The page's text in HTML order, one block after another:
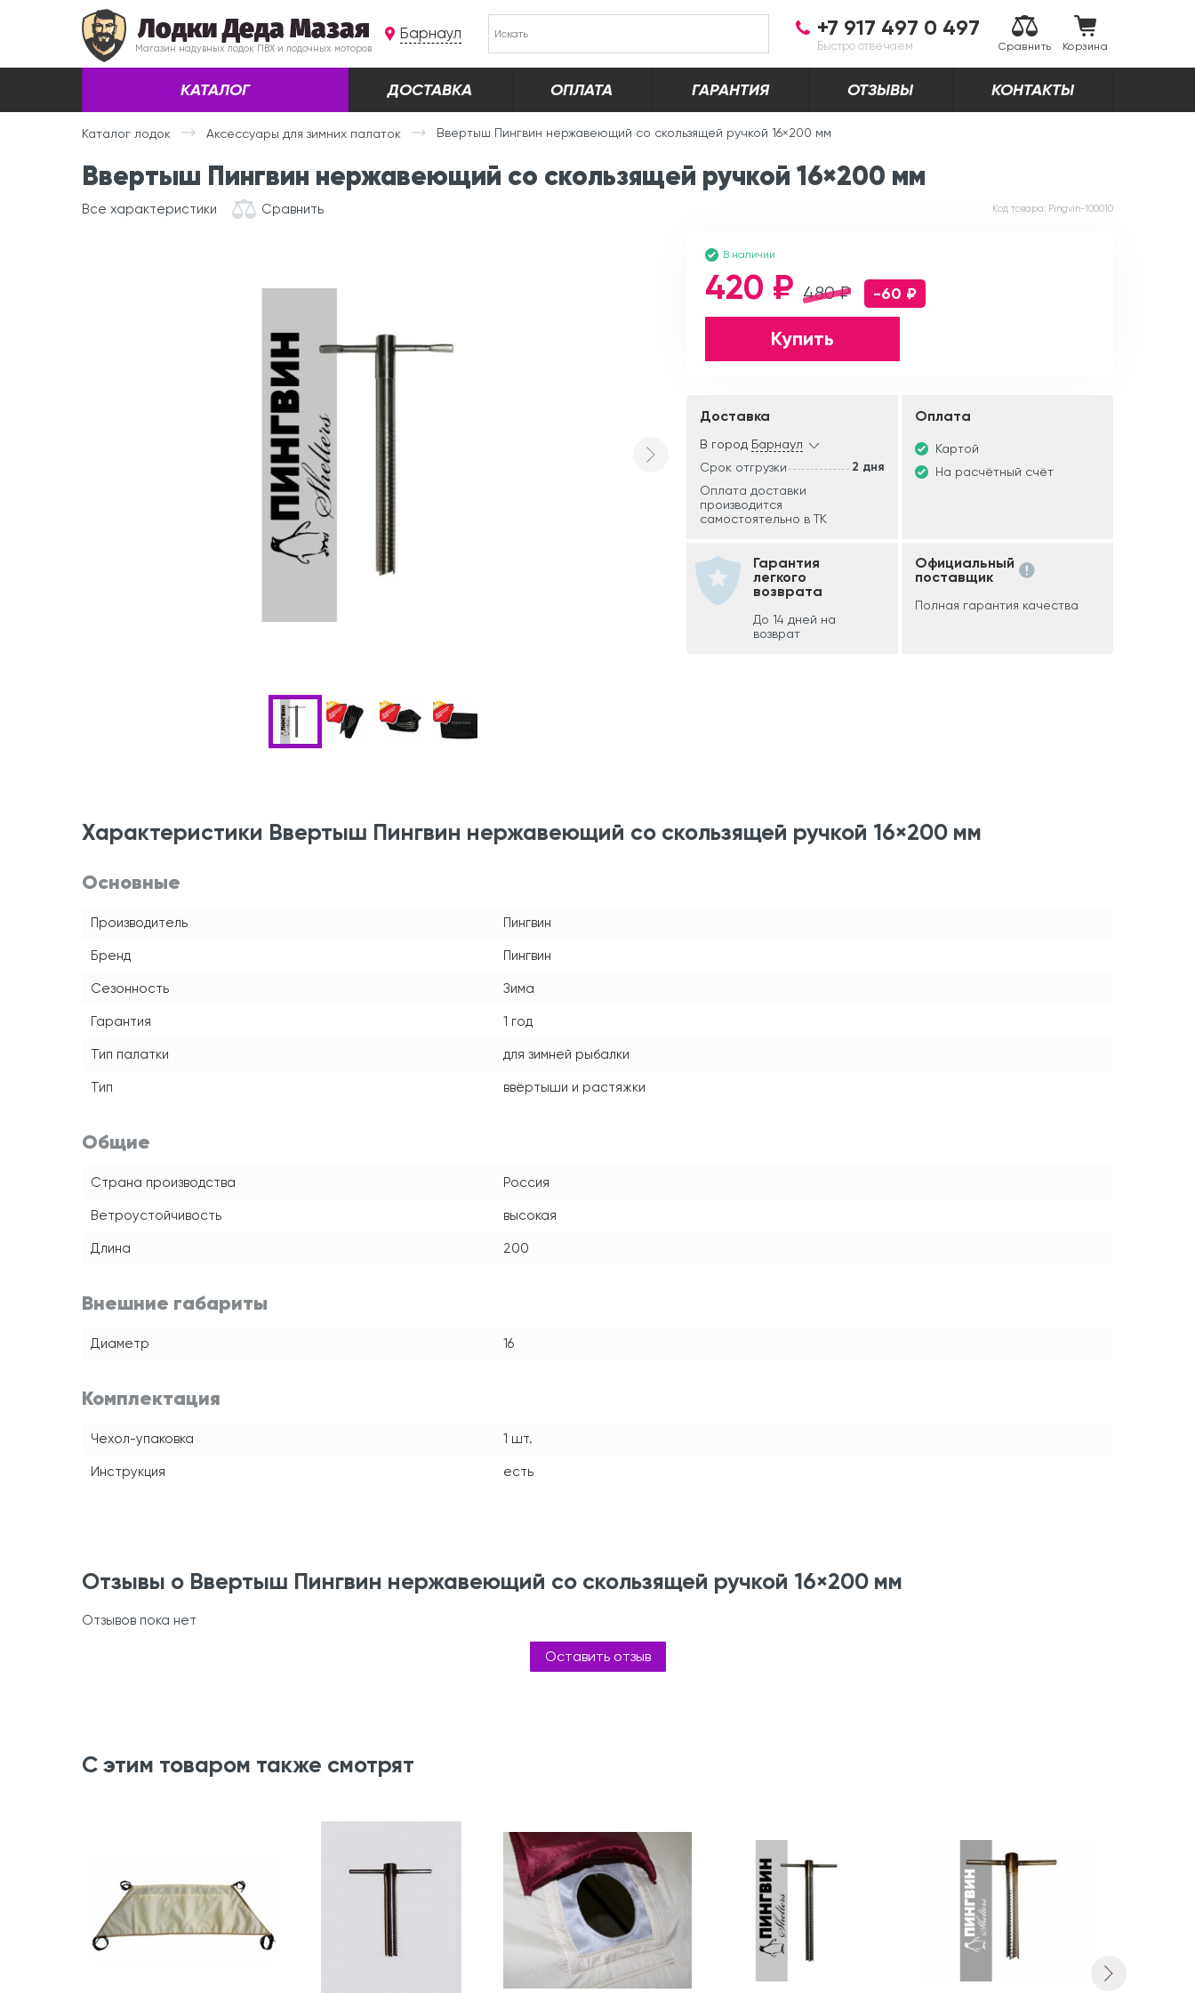
Лодки Деда Мазая
Магазин надувных лодок ПВХ и лодочных моторов
Барнаул +7 917 497 0 497
Быстро отвечаем Сравнить Корзина
КАТАЛОГ ДОСТАВКА ОПЛАТА ГАРАНТИЯ ОТЗЫВЫ КОНТАКТЫ
Каталог лодок Аксессуары для зимних палаток Ввертыш Пингвин нержавеющий со скользящей ручкой 16×200 мм
Ввертыш Пингвин нержавеющий со скользящей ручкой 16×200 мм
Все характеристики Сравнить Код товара: Pingvin-100010
В наличии
480 ₽
420 ₽ -60 ₽
Купить
Доставка
В город Барнаул
Срок отгрузки
2 дня
Оплата доставки
производится
самостоятельно в ТК
Оплата
Картой
На расчётный счёт
Гарантия
легкого
возврата
До 14 дней на
возврат
Официальный
поставщик
Полная гарантия качества
Характеристики Ввертыш Пингвин нержавеющий со скользящей ручкой 16×200 мм
Основные
Производитель Пингвин
Бренд Пингвин
Сезонность Зима
Гарантия 1 год
Тип палатки для зимней рыбалки
Тип ввёртыши и растяжки
Общие
Страна производства Россия
Ветроустойчивость высокая
Длина 200
Внешние габариты
Диаметр 16
Комплектация
Чехол-упаковка 1 шт.
Инструкция есть
Отзывы о Ввертыш Пингвин нержавеющий со скользящей ручкой 16×200 мм
Отзывов пока нет
Оставить отзыв
С этим товаром также смотрят